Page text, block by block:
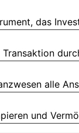
das
alle
und